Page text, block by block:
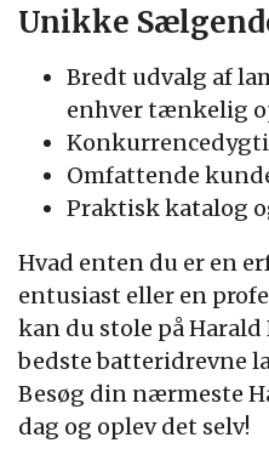
Unikke
Bredt udvalg af
enhver tænkelig
Omfattende
Praktisk katalog
Hvad enten du er en
entusiast eller en
kan du stole på
bedste batteridrevne
Besøg din nærmeste
dag og oplev det selv!